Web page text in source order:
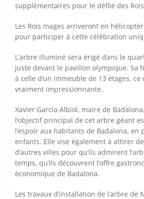
supplémentaires pour le défilé des
Les Rois mages arriveront en
pour participer à cette célébration
L’arbre illuminé sera érigé dans le
juste devant le pavillon olympique. Sa
à celle d’un immeuble de 13 étages,
vraiment impressionnante.
Xavier García Albiol, maire de
l’objectif principal de cet arbre géant
l’espoir aux habitants de Badalona, en
enfants. Elle vise également à attirer
d’autres villes pour qu’ils admirent
temps, qu’ils découvrent l’offre
économique de Badalona.
Les travaux d’installation de l’arbre de